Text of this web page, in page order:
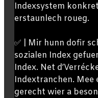
Indexsystem
erstaunlech roueg.
✅ | Mir hunn dofir
sozialen Index
Index. Net
Indextranchen. Mee
gerecht wier a